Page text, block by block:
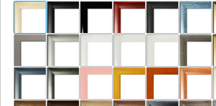
Dakota -
Rahmenloser
Aluminium